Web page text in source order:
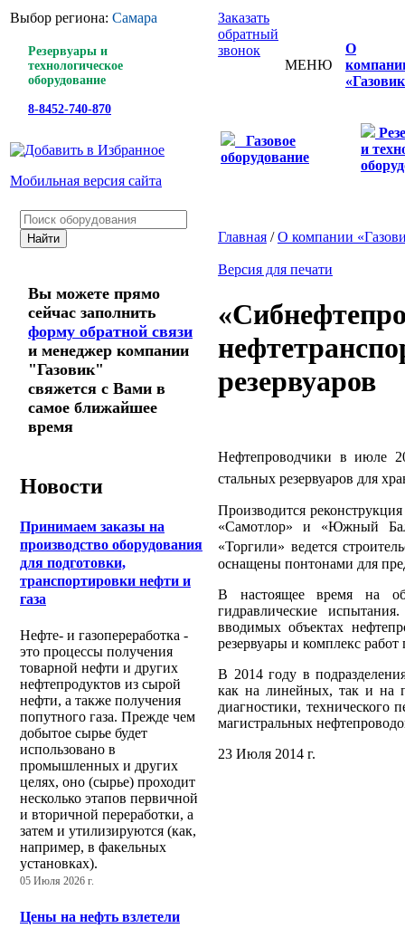
Выбор региона: Самара
Резервуары и
технологическое
оборудование
8-8452-740-870
Мобильная версия сайта
Заказать
обратный
звонок
МЕНЮ
О
Газовое
оборудование
и
Вы можете прямо
сейчас заполнить
форму обратной связи
и менеджер компании
"Газовик"
свяжется с Вами в
самое ближайшее
время
Новости
Принимаем заказы на
производство оборудования
для подготовки,
транспортировки нефти и
газа
Нефте- и газопереработка -
это процессы получения
товарной нефти и других
нефтепродуктов из сырой
нефти, а также получения
попутного газа. Прежде чем
добытое сырье будет
использовано в
промышленных и других
целях, оно (сырье) проходит
несколько этапов первичной
и вторичной переработки, а
затем и утилизируются (как,
например, в факельных
установках).
05 Июля 2026 г.
Цены на нефть взлетели
Главная /О компании
Версия для печати
резервуаров
Нефтепроводчики в июле
стальных резервуаров для
Производится
«Самотлор» и «Южный
«Торгили» ведется
оснащены понтонами для
В настоящее время на
гидравлические
вводимых объектах
резервуары и комплекс
В 2014 году в
как на линейных, так и на
диагностики, технического
магистральных
23 Июля 2014 г.